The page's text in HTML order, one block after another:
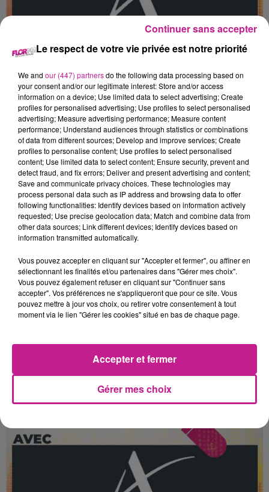
ASI AGENT D'ENTRETIEN (H/F)
Turckheim
26 mai 2026
Le respect de votre vie privée est notre priorité
We and our (447) partnersdo the following data processing based on
your consent and/or our legitimate interest: Store and/or access
information on a device; Use limited data to select advertising; Create
profiles for personalised advertising; Use profiles to select personalised
advertising; Measure advertising performance; Measure content
performance; Understand audiences through statistics or combinations
of data from different sources; Develop and improve services; Create
profiles to personalise content; Use profiles to select personalised
content; Use limited data to select content; Ensure security, prevent and
detect fraud, and fix errors; Deliver and present advertising and content;
Save and communicate privacy choices. These technologies may
process personal data such as IP address and browsing data to offer
following functionalities: Identify devices based on information actively
requested; Use precise geolocation data; Match and combine data from
other data sources; Link different devices; Identify devices based on
information transmitted automatically.
Vous pouvez accepter en cliquant sur "Accepter et fermer", ou affiner en
sélectionnant les finalités et/ou partenaires dans "Gérer mes choix".
Vous pouvez également refuser en cliquant sur "Continuer sans
accepter". Vos préférences ne s'appliqueront que pour ce site. Vous
pouvez mettre à jour vos choix, ou retirer votre consentement à tout
moment via le lien "Gérer les cookies" situé en bas de chaque page.
Gérer mes choix
Accepter et fermer
Continuer sans accepter